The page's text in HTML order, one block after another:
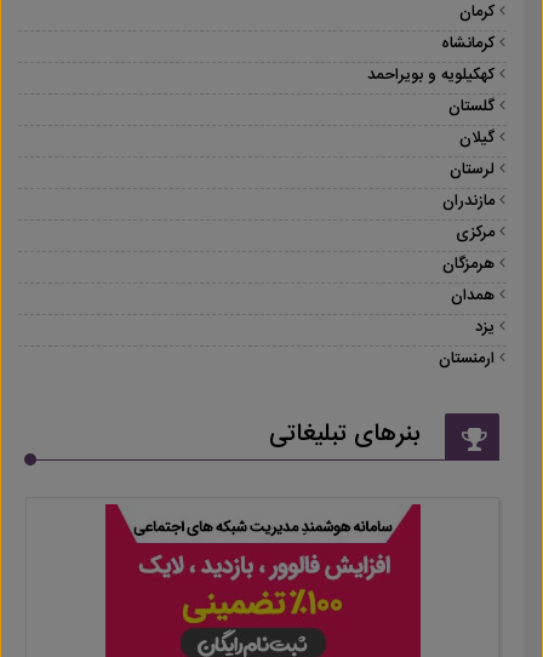
کرمان
کرمانشاه
کهکیلویه و بویراحمد
گلستان
گیلان
لرستان
مازندران
مرکزی
هرمزگان
همدان
یزد
ارمنستان
بنرهای تبلیغاتی